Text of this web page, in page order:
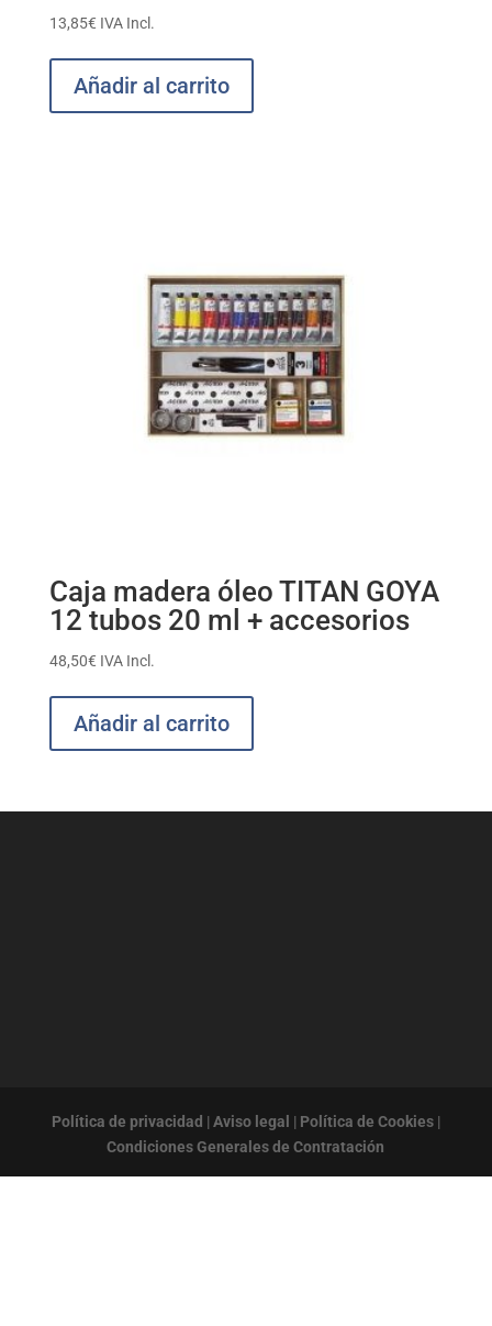
13,85€ IVA Incl.
Añadir al carrito
Caja madera óleo TITAN GOYA
12 tubos 20 ml + accesorios
48,50€ IVA Incl.
Añadir al carrito
Política de privacidad | Aviso legal | Política de Cookies|
Condiciones Generales de Contratación